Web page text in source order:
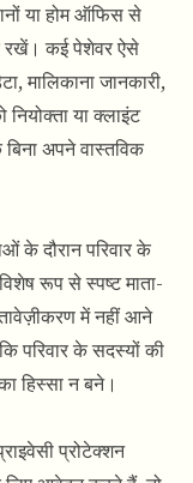
या होम ऑफिस से
रखें। कई पेशेवर ऐसे
मालिकाना जानकारी,
या क्लाइंट
अपने वास्तविक
के दौरान परिवार के
रूप से स्पष्ट माता-
में नहीं आने
परिवार के सदस्यों की
हिस्सा न बने।
प्रोटेक्शन